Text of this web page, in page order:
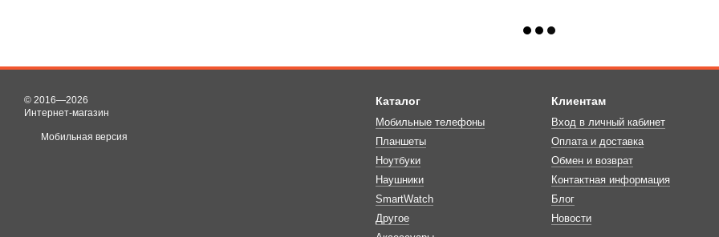
© 2016—2026
Интернет-магазин
Мобильная версия
Каталог
Мобильные телефоны
Планшеты
Ноутбуки
Наушники
SmartWatch
Другое
Клиентам
Вход в личный кабинет
Оплата и доставка
Обмен и возврат
Контактная информация
Блог
Новости